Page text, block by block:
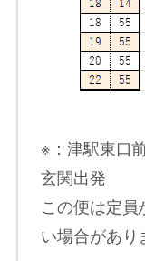
※：津駅東口
玄関出発
この便は定
い場合があり